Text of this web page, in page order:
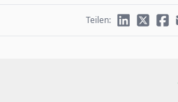
Teilen: